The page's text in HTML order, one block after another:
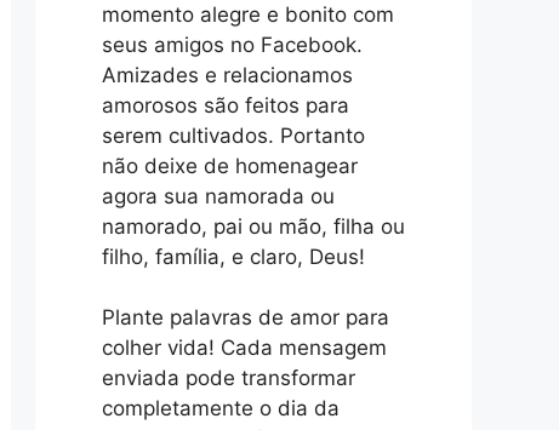
momento alegre e bonito com
seus amigos no Facebook.
Amizades e relacionamos
amorosos são feitos para
serem cultivados. Portanto
não deixe de homenagear
agora sua namorada ou
namorado, pai ou mão, filha ou
filho, família, e claro, Deus!
Plante palavras de amor para
colher vida! Cada mensagem
enviada pode transformar
completamente o dia da